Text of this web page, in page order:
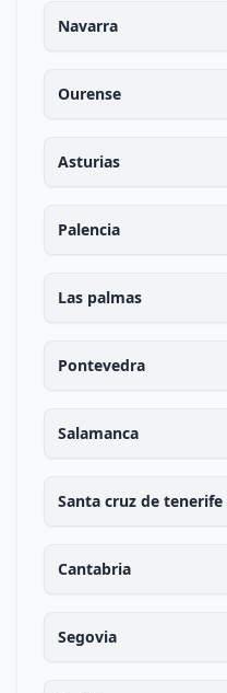
Navarra
Ourense
Asturias
Palencia
Las palmas
Pontevedra
Salamanca
Santa cruz de tenerife
Cantabria
Segovia